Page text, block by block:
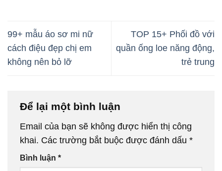
99+ mẫu áo sơ mi nữ
cách điệu đẹp chị em
không nên bỏ lỡ
TOP 15+ Phối đồ với
quần ống loe năng động,
trẻ trung
Để lại một bình luận
Email của bạn sẽ không được hiển thị công
khai. Các trường bắt buộc được đánh dấu *
Bình luận *